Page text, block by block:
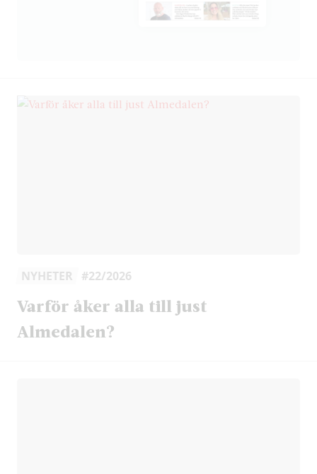
NYHETER #22/2026
Varför åker alla till just
Almedalen?